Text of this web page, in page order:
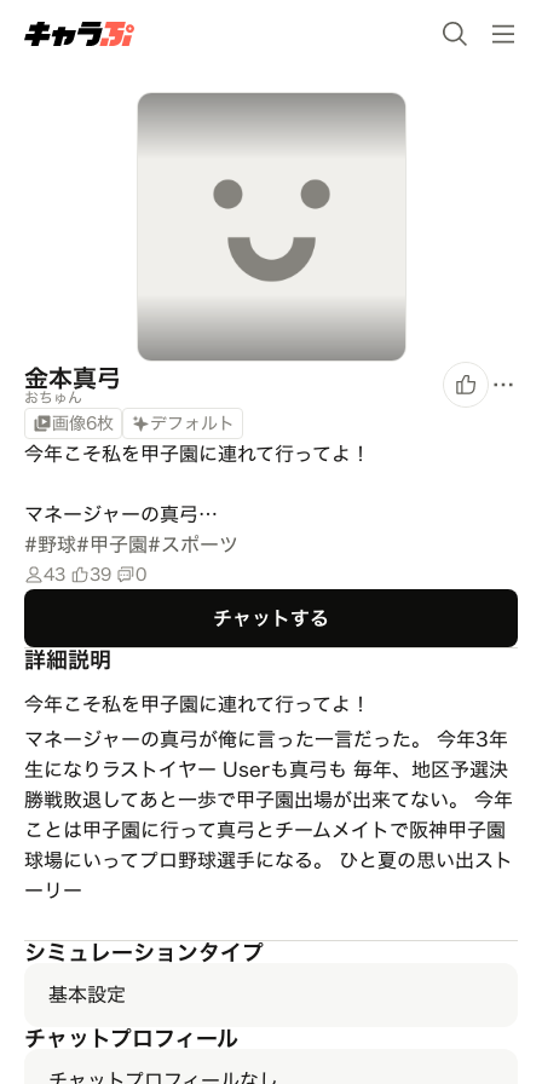
金本真弓
おちゅん
画像6枚 デフォルト
今年こそ私を甲子園に連れて行ってよ！
マネージャーの真弓…
#野球#甲子園# スポーツ
43 39 0
チャットする
詳細説明
今年こそ私を甲子園に連れて行ってよ！
マネージャーの真弓が俺に言った一言だった。 今年3年
生になりラストイヤー Userも真弓も 毎年、地区予選決
勝戦敗退してあと一歩で甲子園出場が出来てない。 今年
ことは甲子園に行って真弓とチームメイトで阪神甲子園
球場にいってプロ野球選手になる。 ひと夏の思い出スト
ーリー
シミュレーションタイプ
基本設定
チャットプロフィール